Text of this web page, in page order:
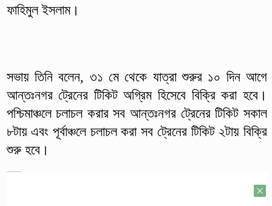
ফাহিমুল ইসলাম।
সভায় তিনি বলেন, ৩১ মে থেকে যাত্রা শুরুর ১০ দিন আগে
আন্তঃনগর ট্রেনের টিকিট অগ্রিম হিসেবে বিক্রি করা হবে।
পশ্চিমাঞ্চলে চলাচল করার সব আন্তঃনগর ট্রেনের টিকিট সকাল
৮টায় এবং পূর্বাঞ্চলে চলাচল করা সব ট্রেনের টিকিট ২টায় বিক্রি
শুরু হবে।